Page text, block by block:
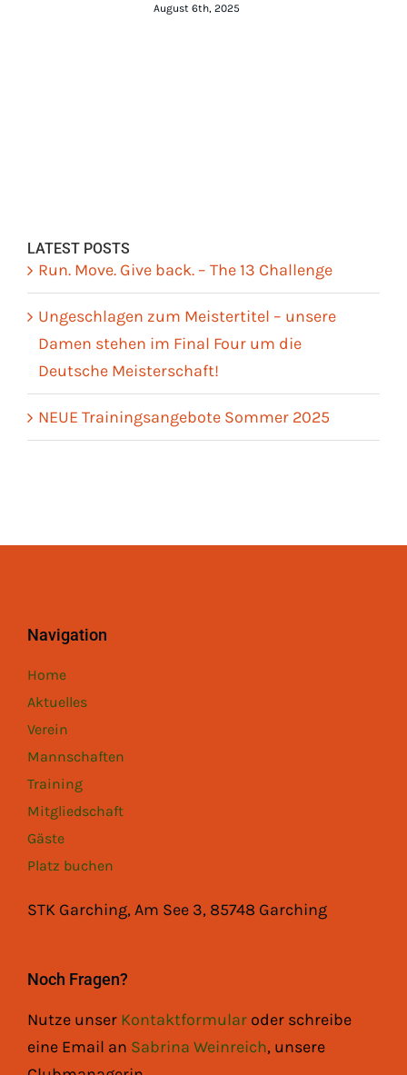
August 6th, 2025
LATEST POSTS
Run. Move. Give back. – The 13 Challenge
Ungeschlagen zum Meistertitel – unsere
Damen stehen im Final Four um die
Deutsche Meisterschaft!
NEUE Trainingsangebote Sommer 2025
Navigation
Home
Aktuelles
Verein
Mannschaften
Training
Mitgliedschaft
Gäste
Platz buchen
STK Garching, Am See 3, 85748 Garching
Noch Fragen?
Nutze unser Kontaktformular oder schreibe
eine Email an Sabrina Weinreich, unsere